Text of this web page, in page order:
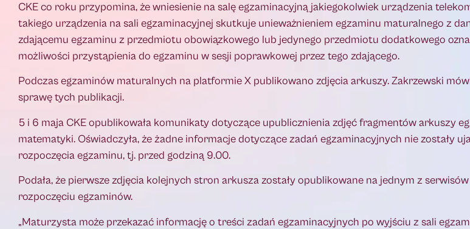
CKE co roku przypomina, że wniesienie na salę egzaminacyjną jakiegokolwiek urządzenia
takiego urządzenia na sali egzaminacyjnej skutkuje unieważnieniem egzaminu maturalnego z
zdającemu egzaminu z przedmiotu obowiązkowego lub jedynego przedmiotu dodatkowego
możliwości przystąpienia do egzaminu w sesji poprawkowej przez tego zdającego.
Podczas egzaminów maturalnych na platformie X publikowano zdjęcia arkuszy. Zakrzewski
sprawę tych publikacji.
5 i 6 maja CKE opublikowała komunikaty dotyczące upublicznienia zdjęć fragmentów arkuszy
matematyki. Oświadczyła, że żadne informacje dotyczące zadań egzaminacyjnych nie zostały
rozpoczęcia egzaminu, tj. przed godziną 9.00.
Podała, że pierwsze zdjęcia kolejnych stron arkusza zostały opublikowane na jednym z
rozpoczęciu egzaminów.
„Maturzysta może przekazać informację o treści zadań egzaminacyjnych po wyjściu z sali